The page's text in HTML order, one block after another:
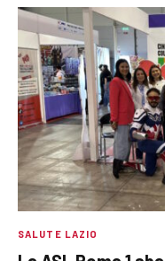
SALUTE LAZIO